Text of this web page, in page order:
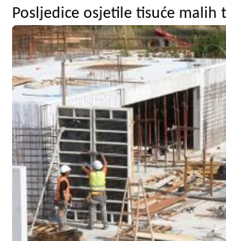
Posljedice osjetile tisuće malih